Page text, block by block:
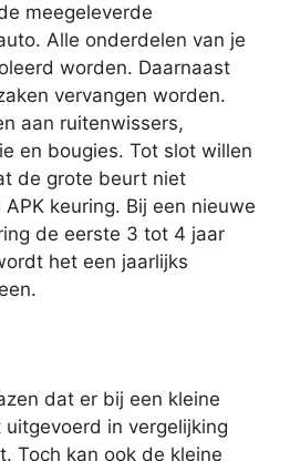
meegeleverde
Alle onderdelen van je
worden. Daarnaast
vervangen worden.
aan ruitenwissers,
en bougies. Tot slot willen
de grote beurt niet
keuring. Bij een nieuwe
de eerste 3 tot 4 jaar
het een jaarlijks
dat er bij een kleine
in vergelijking
Toch kan ook de kleine